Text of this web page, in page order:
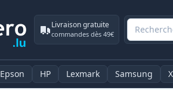
Livraison gratuite
commandes dès 49€
Epson HP Lexmark Samsung